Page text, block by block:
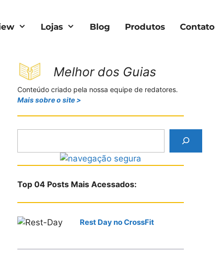
Lojas Blog Produtos Contato
Melhor dos Guias
Conteúdo criado pela nossa equipe de redatores.
Mais sobre o site >
u
a
Top 04 Posts Mais Acessados:
Rest Day no CrossFit